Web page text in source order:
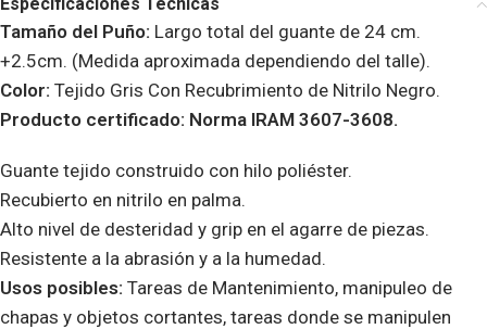
Tamaño del Puño: Largo total del guante de 24 cm.
+2.5cm. (Medida aproximada dependiendo del talle).
Color: Tejido Gris Con Recubrimiento de Nitrilo Negro.
Producto certificado: Norma IRAM 3607-3608.
Guante tejido construido con hilo poliéster.
Recubierto en nitrilo en palma.
Alto nivel de desteridad y grip en el agarre de piezas.
Resistente a la abrasión y a la humedad.
Usos posibles: Tareas de Mantenimiento, manipuleo de
chapas y objetos cortantes, tareas donde se manipulen